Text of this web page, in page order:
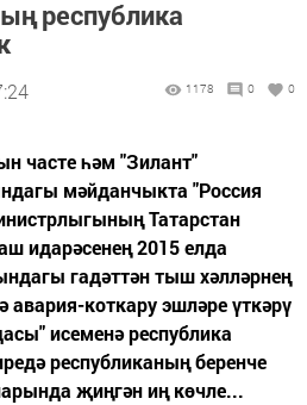
республика
1178 0 0
часте һәм "Зилант"
мәйданчыкта "Россия
Татарстан
идарәсенең 2015 елда
гадәттән тыш хәлләрнең
авария-коткару эшләре үткәрү
исеменә республика
республиканың беренче
җиңгән иң көчле...